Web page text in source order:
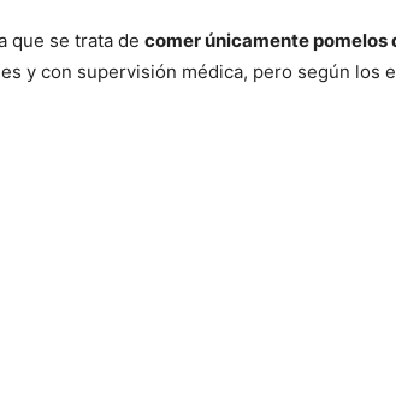
que se trata de comer únicamente pomelos
y con supervisión médica, pero según los